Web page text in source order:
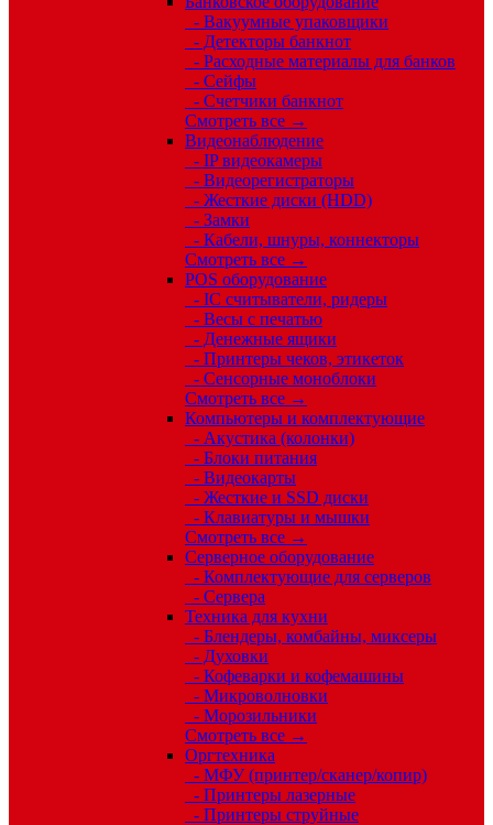
- Вакуумные упаковщики
- Детекторы банкнот
- Расходные материалы для банков
- Сейфы
- Счетчики банкнот
Смотреть все →
Видеонаблюдение
- IP видеокамеры
- Видеорегистраторы
- Жесткие диски (HDD)
- Замки
- Кабели, шнуры, коннекторы
Смотреть все →
POS оборудование
- IC считыватели, ридеры
- Весы с печатью
- Денежные ящики
- Принтеры чеков, этикеток
- Сенсорные моноблоки
Смотреть все →
Компьютеры и комплектующие
- Акустика (колонки)
- Блоки питания
- Видеокарты
- Жесткие и SSD диски
- Клавиатуры и мышки
Смотреть все →
Серверное оборудование
- Комплектующие для серверов
- Сервера
Техника для кухни
- Блендеры, комбайны, миксеры
- Духовки
- Кофеварки и кофемашины
- Микроволновки
- Морозильники
Смотреть все →
Оргтехника
- МФУ (принтер/сканер/копир)
- Принтеры лазерные
- Принтеры струйные